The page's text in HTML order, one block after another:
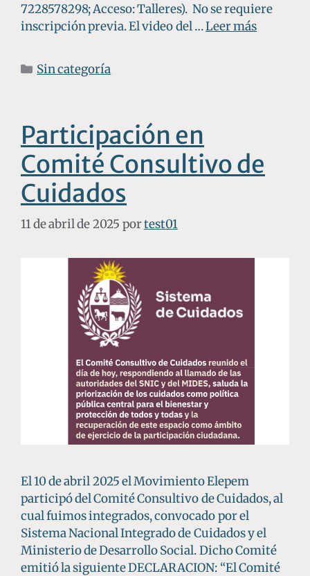
7228578298; Acceso: Talleres). No se requiere
inscripción previa. El video del …Leer más
Sin categoría
Participación en
Comité Consultivo de
Cuidados
11 de abril de 2025 portest01
El 10 de abril 2025 el Movimiento Elepem
participó del Comité Consultivo de Cuidados, al
cual fuimos integrados, convocado por el
Sistema Nacional Integrado de Cuidados y el
Ministerio de Desarrollo Social. Dicho Comité
emitió la siguiente DECLARACION: “El Comité